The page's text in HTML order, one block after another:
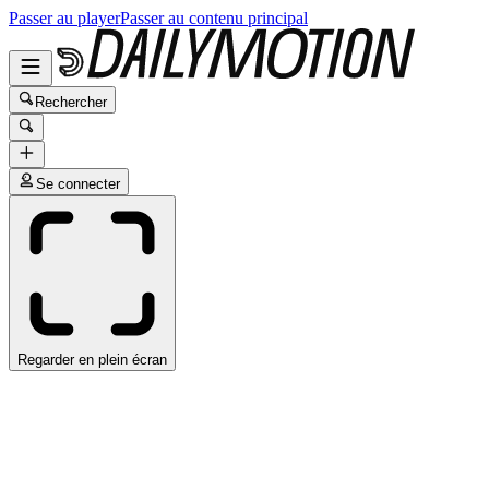
Passer au playerPasser au contenu principal
Rechercher
Se connecter
Regarder en plein écran